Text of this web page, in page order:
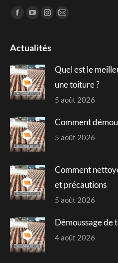
Trouvez nous sur :
Facebook
opens
new
window
YouTube
opens
new
window
Instagram
opens
new
window
Mail
new
window
Actualités
Quel est le
une toiture ?
5 août 2026
Comment
5 août 2026
Comment
et précautions
5 août 2026
Démoussage de
4 août 2026